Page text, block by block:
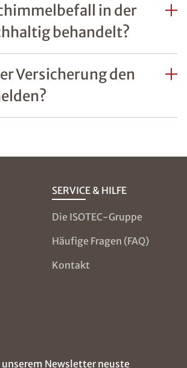
in der
behandelt?
Versicherung den
SERVICE & HILFE
Die ISOTEC-Gruppe
Häufige Fragen (FAQ)
Kontakt
Newsletter neuste